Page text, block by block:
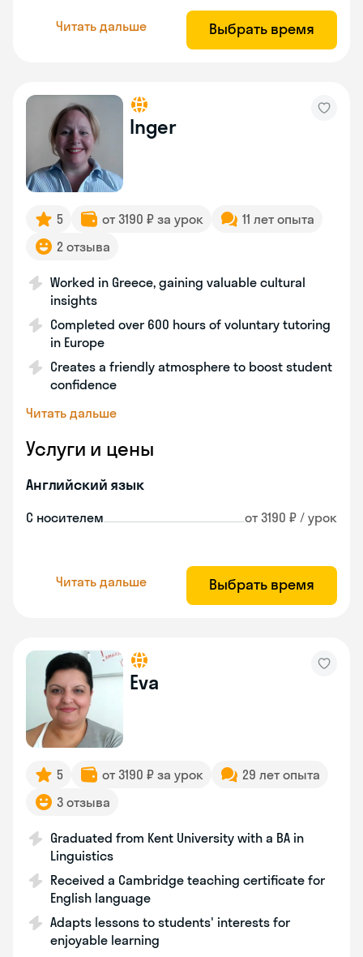
Читать дальше Выбрать время
Inger
5 от 3190 ₽ за урок
11 лет опыта
2 отзыва
Worked in Greece, gaining valuable cultural
insights
Completed over 600 hours of voluntary tutoring
in Europe
Creates a friendly atmosphere to boost student
confidence
Читать дальше
Услуги и цены
Английский язык
С носителем от 3190 ₽ / урок
Читать дальше Выбрать время
Eva
5 от 3190 ₽ за урок
29 лет опыта
3 отзыва
Graduated from Kent University with a BA in
Linguistics
Received a Cambridge teaching certificate for
English language
Adapts lessons to students' interests for
enjoyable learning